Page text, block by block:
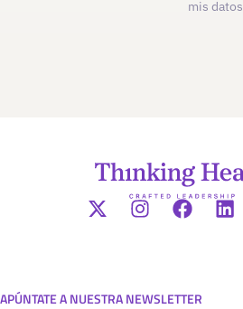
mis datos
APÚNTATE A NUESTRA NEWSLETTER